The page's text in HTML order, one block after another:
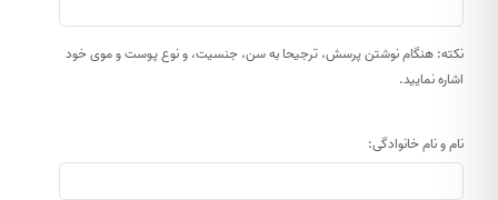
نکته: هنگام نوشتن پرسش، ترجیحا به سن، جنسیت، و نوع پوست و موی خود
اشاره نمایید.
نام و نام خانوادگی: